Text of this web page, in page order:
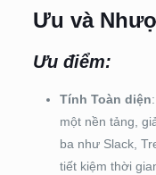
Ưu và
Ưu điểm:
Tính Toàn diện
một nền tảng,
ba như Slack,
tiết kiệm thời